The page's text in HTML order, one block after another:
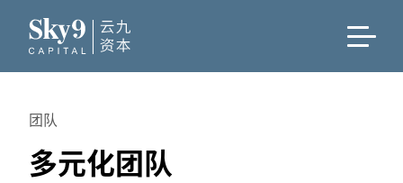
团队
多元化团队